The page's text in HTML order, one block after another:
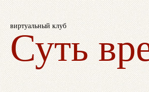
виртуальный клуб
Суть